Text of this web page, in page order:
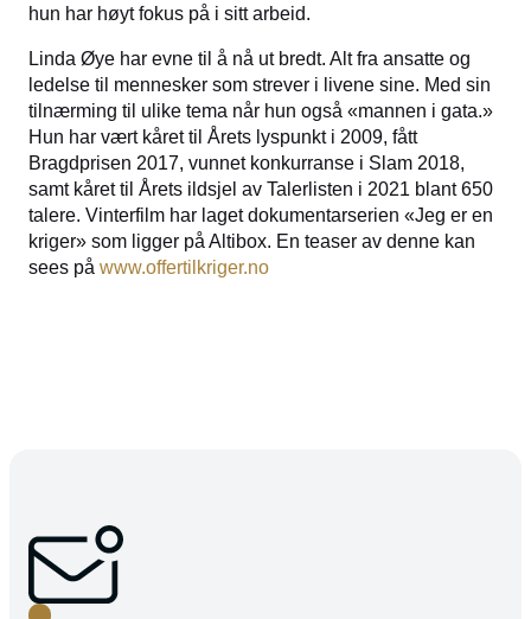
hun har høyt fokus på i sitt arbeid.
Linda Øye har evne til å nå ut bredt. Alt fra ansatte og
ledelse til mennesker som strever i livene sine. Med sin
tilnærming til ulike tema når hun også «mannen i gata.»
Hun har vært kåret til Årets lyspunkt i 2009, fått
Bragdprisen 2017, vunnet konkurranse i Slam 2018,
samt kåret til Årets ildsjel av Talerlisten i 2021 blant 650
talere. Vinterfilm har laget dokumentarserien «Jeg er en
kriger» som ligger på Altibox. En teaser av denne kan
sees på www.offertilkriger.no